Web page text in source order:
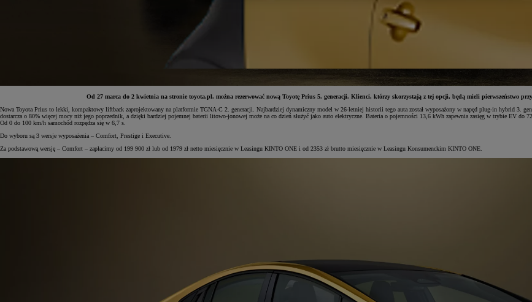
Od 27 marca do 2 kwietnia na stronie toyota.pl. można rezerwować nową Toyotę Prius 5. generacji. Klienci, którzy skorzystają z tej opcji, będą mieli pierwszeństwo
Nowa Toyota Prius to lekki, kompaktowy liftback zaprojektowany na platformie TGNA-C 2. generacji. Najbardziej dynamiczny model w 26-letniej historii tego auta został wyposażony w napęd plug-in hybrid 3.
dostarcza o 80% więcej mocy niż jego poprzednik, a dzięki bardziej pojemnej baterii litowo-jonowej może na co dzień służyć jako auto elektryczne. Bateria o pojemności 13,6 kWh zapewnia zasięg w trybie EV do
Od 0 do 100 km/h samochód rozpędza się w 6,7 s.
Do wyboru są 3 wersje wyposażenia – Comfort, Prestige i Executive.
Za podstawową wersję – Comfort – zapłacimy od 199 900 zł lub od 1979 zł netto miesięcznie w Leasingu KINTO ONE i od 2353 zł brutto miesięcznie w Leasingu Konsumenckim KINTO ONE.